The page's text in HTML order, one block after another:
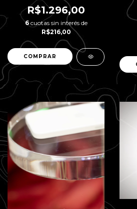
R$1.296,00
6cuotas sin interés de
R$216,00